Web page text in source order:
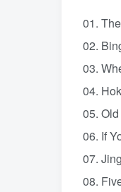
01.
02.
03.
04.
05.
06. If
07.
08.